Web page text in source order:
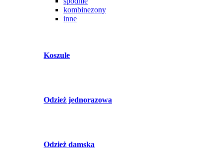
kombinezony
inne
Koszule
Odzież jednorazowa
Odzież damska